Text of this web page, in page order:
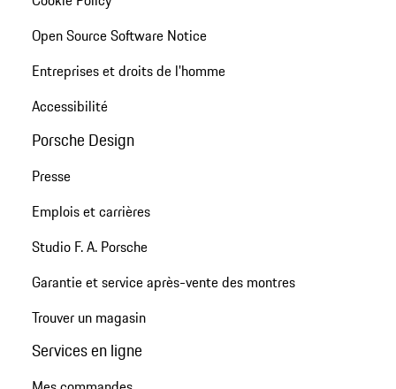
Open Source Software Notice
Entreprises et droits de l'homme
Accessibilité
Porsche Design
Presse
Emplois et carrières
Studio F. A. Porsche
Garantie et service après-vente des montres
Trouver un magasin
Services en ligne